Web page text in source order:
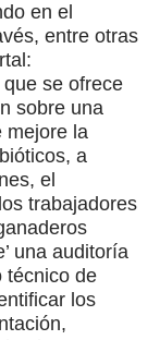
en el
entre otras
se ofrece
sobre una
mejore la
a
el
trabajadores
una auditoría
técnico de
los